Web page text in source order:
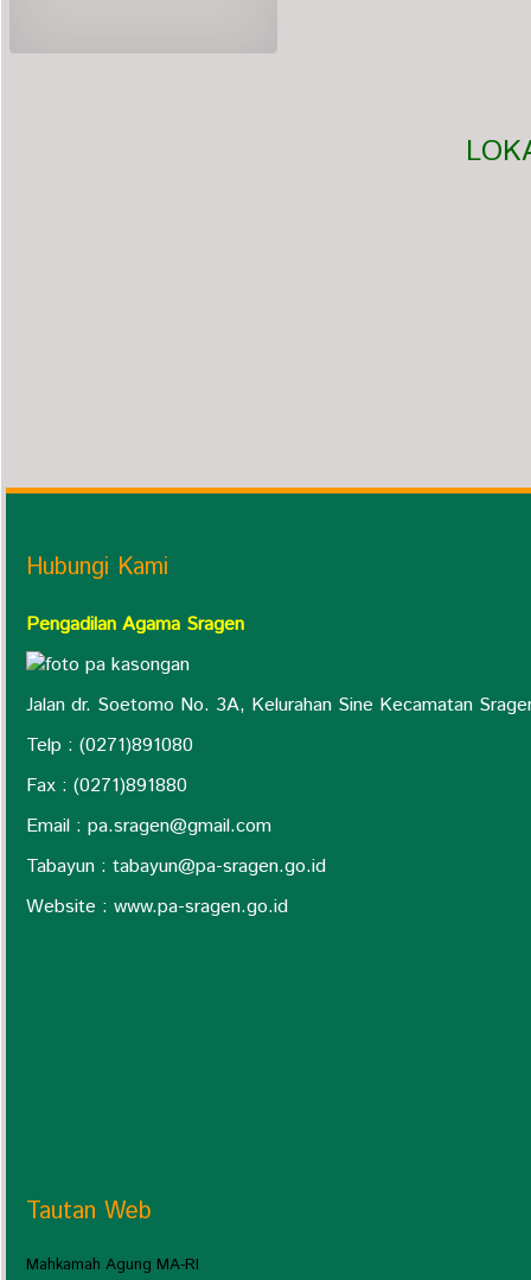
Hubungi Kami
Pengadilan Agama Sragen
Jalan dr. Soetomo No. 3A, Kelurahan Sine Kecamatan
Telp : (0271)891080
Fax : (0271)891880
Email : pa.sragen@gmail.com
Tabayun : tabayun@pa-sragen.go.id
Website : www.pa-sragen.go.id
Tautan Web
Mahkamah Agung MA-RI